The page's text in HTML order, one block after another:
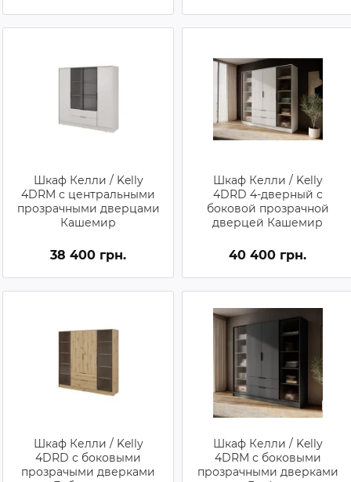
Шкаф Келли / Kelly
4DRM с центральными
прозрачными дверцами
Кашемир
38 400 грн.
Шкаф Келли / Kelly
4DRD 4-дверный с
боковой прозрачной
дверцей Кашемир
40 400 грн.
Шкаф Келли / Kelly
4DRD с боковыми
прозрачыми дверками
Шкаф Келли / Kelly
4DRM с боковыми
прозрачными дверками